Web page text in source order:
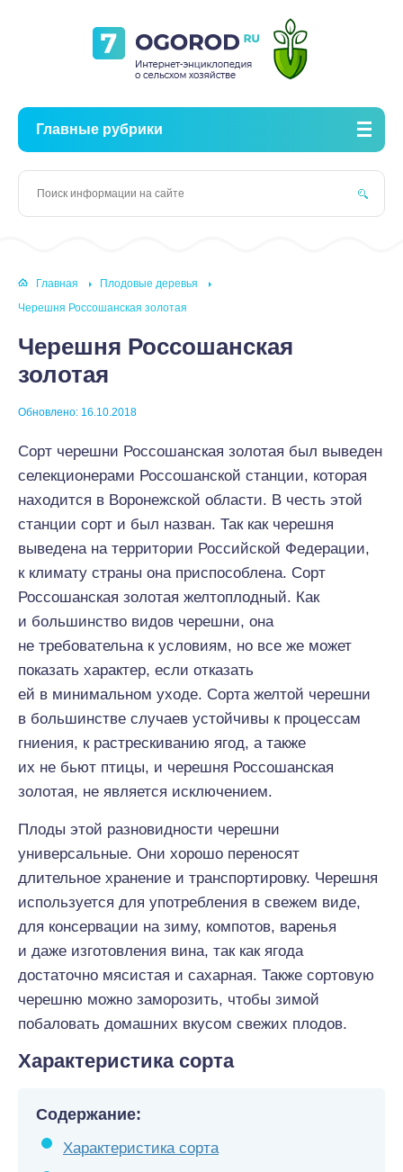
Главные рубрики
Главная
Плодовые деревья
Черешня Россошанская золотая
Черешня Россошанская
золотая
Обновлено: 16.10.2018
Сорт черешни Россошанская золотая был выведен
селекционерами Россошанской станции, которая
находится в Воронежской области. В честь этой
станции сорт и был назван. Так как черешня
выведена на территории Российской Федерации,
к климату страны она приспособлена. Сорт
Россошанская золотая желтоплодный. Как
и большинство видов черешни, она
не требовательна к условиям, но все же может
показать характер, если отказать
ей в минимальном уходе. Сорта желтой черешни
в большинстве случаев устойчивы к процессам
гниения, к растрескиванию ягод, а также
их не бьют птицы, и черешня Россошанская
золотая, не является исключением.
Плоды этой разновидности черешни
универсальные. Они хорошо переносят
длительное хранение и транспортировку. Черешня
используется для употребления в свежем виде,
для консервации на зиму, компотов, варенья
и даже изготовления вина, так как ягода
достаточно мясистая и сахарная. Также сортовую
черешню можно заморозить, чтобы зимой
побаловать домашних вкусом свежих плодов.
Характеристика сорта
Содержание:
Характеристика сорта